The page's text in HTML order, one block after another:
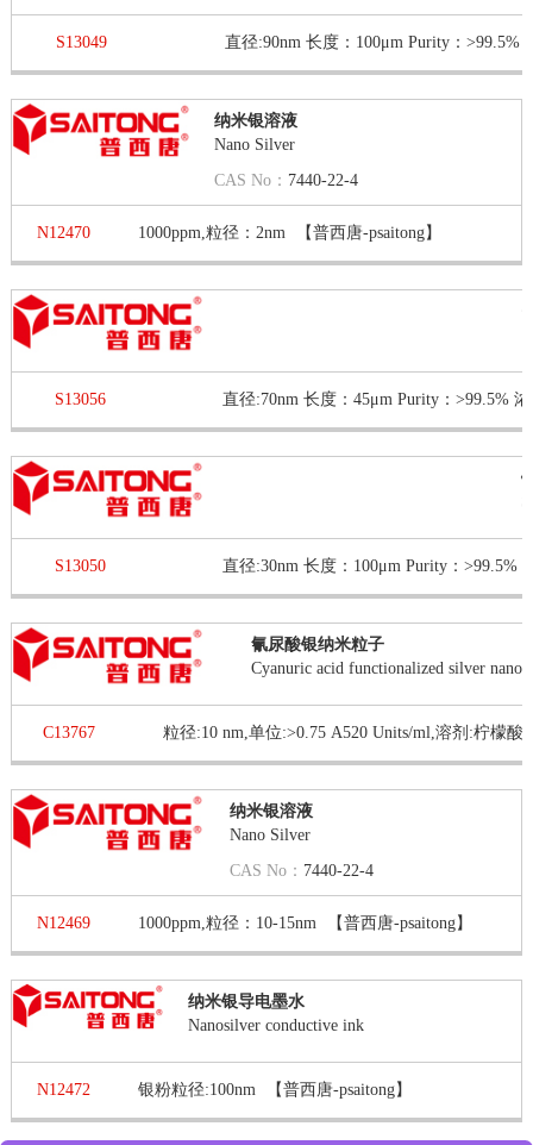
S13049
纳米银溶液
Nano Silver
CAS No： 7440-22-4
N12470 1000ppm,粒径：2nm 【普西唐-psaitong】
S13056
S13050
氰尿酸银纳米粒子
Cyanuric acid functionalized silver
C13767
纳米银溶液
Nano Silver
CAS No： 7440-22-4
N12469 1000ppm,粒径：10-15nm 【普西唐-psaitong】
纳米银导电墨水
Nanosilver conductive ink
N12472 银粉粒径:100nm 【普西唐-psaitong】